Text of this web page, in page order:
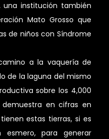
una institución también
Mato Grosso que
de niños con Síndrome
a la vaquería de
de la laguna del mismo
sobre los 4,000
en cifras en
estas tierras, si es
para generar